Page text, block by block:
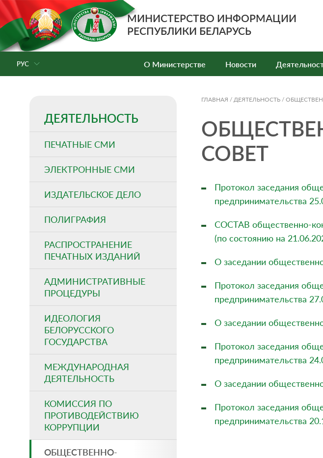
МИНИСТЕРСТВО ИНФОРМАЦИИ
РЕСПУБЛИКИ БЕЛАРУСЬ
РУС О Министерстве Новости
ДЕЯТЕЛЬНОСТЬ
ПЕЧАТНЫЕ СМИ
ЭЛЕКТРОННЫЕ СМИ
ИЗДАТЕЛЬСКОЕ ДЕЛО
ПОЛИГРАФИЯ
РАСПРОСТРАНЕНИЕ
ПЕЧАТНЫХ ИЗДАНИЙ
АДМИНИСТРАТИВНЫЕ
ПРОЦЕДУРЫ
ИДЕОЛОГИЯ
БЕЛОРУССКОГО
ГОСУДАРСТВА
МЕЖДУНАРОДНАЯ
ДЕЯТЕЛЬНОСТЬ
КОМИССИЯ ПО
ПРОТИВОДЕЙСТВИЮ
КОРРУПЦИИ
ОБЩЕСТВЕННО-
ГЛАВНАЯ / ДЕЯТЕЛЬНОСТЬ /
СОВЕТ
Протокол заседания
предпринимательства
СОСТАВ общественно-
(по состоянию на
О заседании
Протокол заседания
предпринимательства
О заседании
Протокол заседания
предпринимательства
О заседании
Протокол заседания
предпринимательства